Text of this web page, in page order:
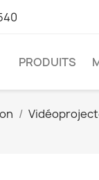
PRODUITS